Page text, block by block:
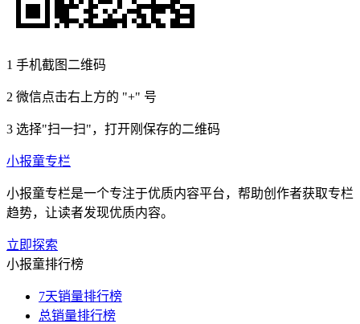
1 手机截图二维码
2 微信点击右上方的 "+" 号
3 选择"扫一扫"，打开刚保存的二维码
小报童专栏
小报童专栏是一个专注于优质内容平台，帮助创作者获取专栏
趋势，让读者发现优质内容。
立即探索
小报童排行榜
7天销量排行榜
总销量排行榜